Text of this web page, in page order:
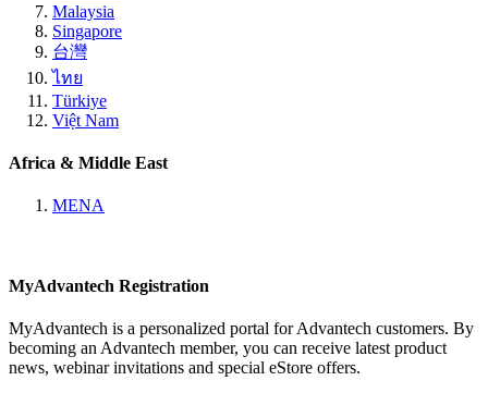
Malaysia
Singapore
台灣
ไทย
Türkiye
Việt Nam
Africa & Middle East
MENA
MyAdvantech Registration
MyAdvantech is a personalized portal for Advantech customers. By
becoming an Advantech member, you can receive latest product
news, webinar invitations and special eStore offers.